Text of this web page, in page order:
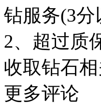
钻服务(3分
2、超过质
收取钻石相
更多评论